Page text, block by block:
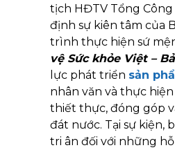
tịch HĐTV Tổng
định sự kiên tâm của
trình thực hiện sứ
vệ Sức khỏe Việt –
lực phát triển sản
nhân văn và thực
thiết thực, đóng góp
đát nước. Tại sự kiện,
tri ân đối với những